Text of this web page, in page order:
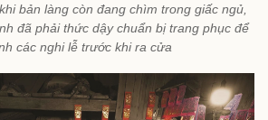
bản làng còn đang chìm trong giấc ngủ,
đã phải thức dậy chuẩn bị trang phục để
các nghi lễ trước khi ra cửa